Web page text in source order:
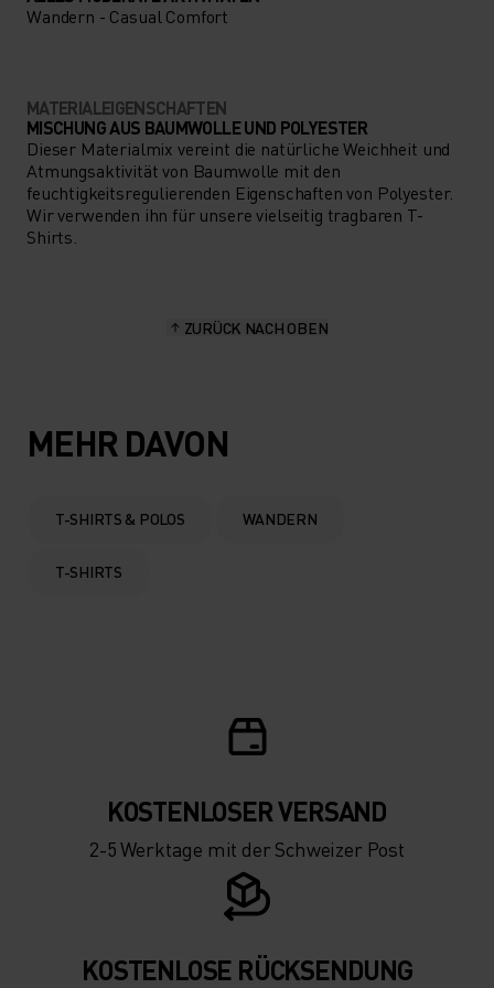
Wandern - Casual Comfort
MATERIALEIGENSCHAFTEN
MISCHUNG AUS BAUMWOLLE UND POLYESTER
Dieser Materialmix vereint die natürliche Weichheit und
Atmungsaktivität von Baumwolle mit den
feuchtigkeitsregulierenden Eigenschaften von Polyester.
Wir verwenden ihn für unsere vielseitig tragbaren T-
Shirts.
ZURÜCK NACH OBEN
MEHR DAVON
T-SHIRTS & POLOS WANDERN
T-SHIRTS
KOSTENLOSER VERSAND
2-5 Werktage mit der Schweizer Post
KOSTENLOSE RÜCKSENDUNG